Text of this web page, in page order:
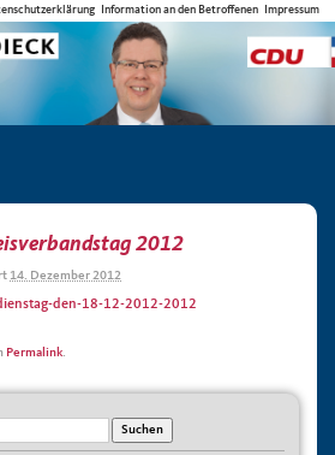
Information an den Betroffenen Impressum
2012
14. Dezember 2012
den-18-12-2012-2012
Permalink.